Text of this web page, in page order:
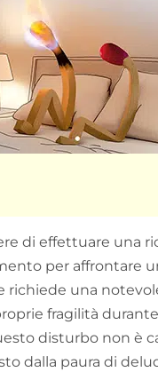
di effettuare una
per affrontare
richiede una
fragilità
disturbo non è
dalla paura di